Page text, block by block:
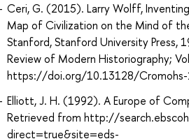
Ceri, G. (2015). Larry Wolff,
Map of Civilization on the Mind of
Stanford, Stanford University Press,
Review of Modern Historiography;
https://doi.org/10.13128/
Elliott, J. H. (1992). A Europe of
Retrieved from http://
direct=true&site=eds-